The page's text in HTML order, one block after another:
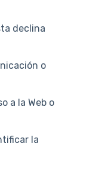
declina
o
a la Web o
la